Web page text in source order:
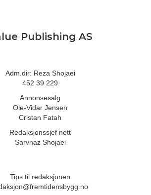
Publishing AS
Adm.dir: Reza Shojaei
452 39 229
Annonsesalg
Ole-Vidar Jensen
Cristan Fatah
Redaksjonssjef nett
Sarvnaz Shojaei
Tips til redaksjonen